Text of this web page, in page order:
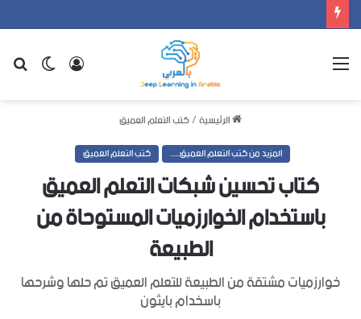
الوضع تسجيل
القائمة
الرئيسية/كتب التعلم العميق
المزيد من كتب التعلم العميق...... كتب التعلم العميق
كتاب تحسين شبكات التعلم العميق
باستخدام الخوارزميات المستوحاة من
الطبيعة
خوارزميات مشتقة من الطبيعة للتعلم العميق تم حلها وشرحها
باسخدام بايثون